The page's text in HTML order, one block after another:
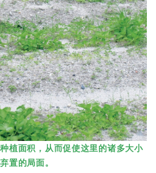
植面积，从而促使这里的诸多大小
置的局面。